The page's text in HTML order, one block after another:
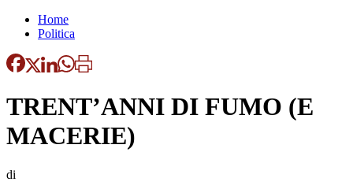
Home
Politica
TRENT’ANNI DI FUMO (E
MACERIE)
di